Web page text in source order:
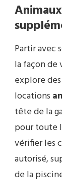
Partir avec
la façon de
explore
locations
tête de la
pour toute
vérifier les
autorisé,
de la